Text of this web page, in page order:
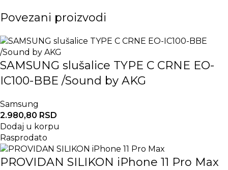
Povezani proizvodi
SAMSUNG slušalice TYPE C CRNE EO-
IC100-BBE /Sound by AKG
Samsung
2.980,80 RSD
Dodaj u korpu
Rasprodato
PROVIDAN SILIKON iPhone 11 Pro Max